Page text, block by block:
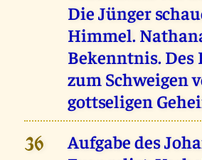
Die Jünger
Himmel.
Bekenntnis.
zum Schweigen
gottseligen
36
Aufgabe des